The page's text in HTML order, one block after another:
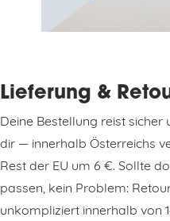
Lieferung &
Deine Bestellung reist
dir — innerhalb Österreichs
Rest der EU um 6 €. Sollte
passen, kein Problem:
unkompliziert innerhalb von